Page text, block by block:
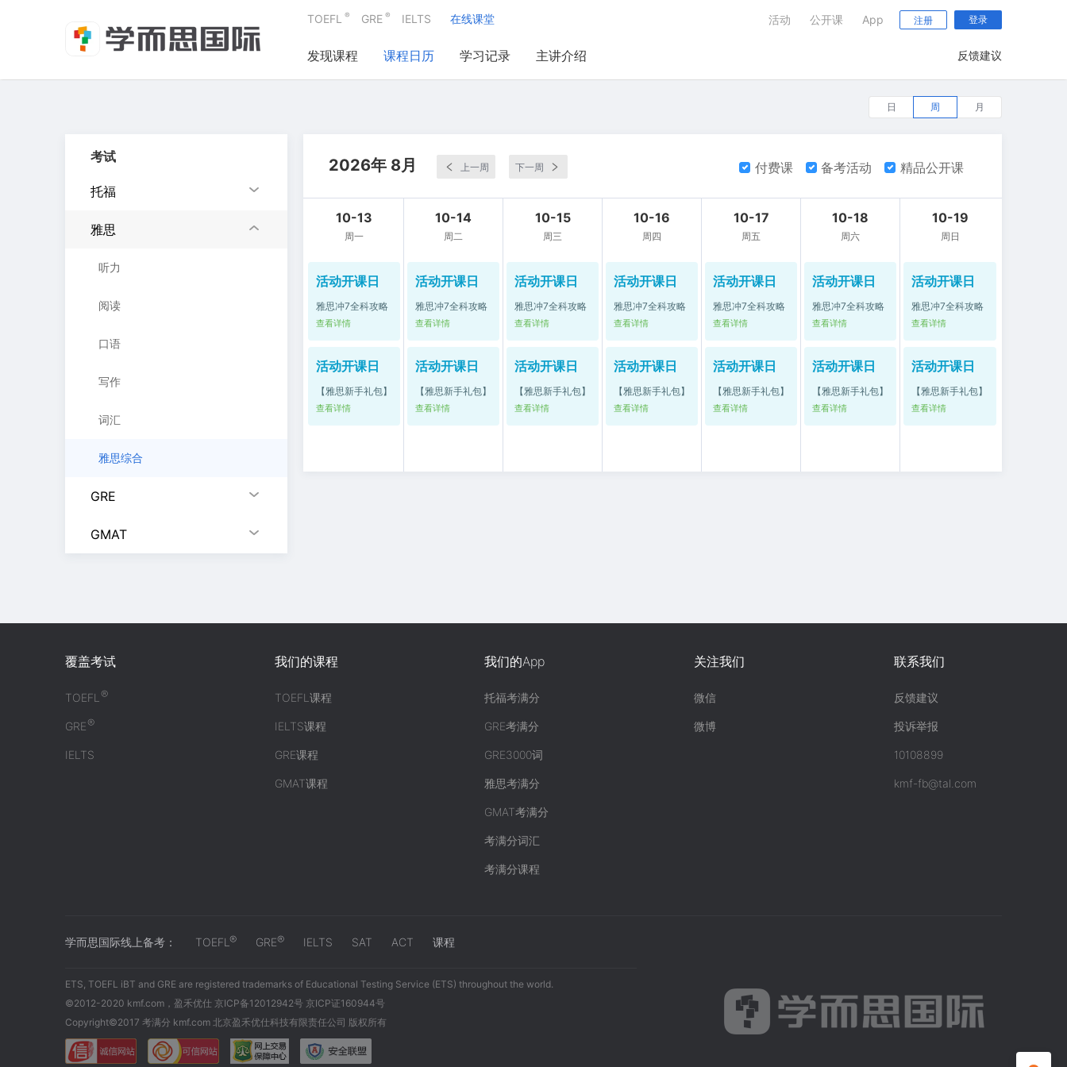
TOEFL ® GRE ® IELTS 在线课堂 注册 登录
活动 公开课 App
发现课程 课程日历 学习记录 主讲介绍 反馈建议
日 周 月
考试
托福
雅思
听力
阅读
口语
写作
词汇
雅思综合
GRE
GMAT
付费课 备考活动 精品公开课
2026年 8月 上一周 下一周
10-13
周一
10-14
周二
10-15
周三
10-16
周四
10-17
周五
10-18
周六
10-19
周日
活动开课日
雅思冲7全科攻略
查看详情
活动开课日
【雅思新手礼包】
查看详情
活动开课日
雅思冲7全科攻略
查看详情
活动开课日
【雅思新手礼包】
查看详情
活动开课日
雅思冲7全科攻略
查看详情
活动开课日
【雅思新手礼包】
查看详情
活动开课日
雅思冲7全科攻略
查看详情
活动开课日
【雅思新手礼包】
查看详情
活动开课日
雅思冲7全科攻略
查看详情
活动开课日
【雅思新手礼包】
查看详情
活动开课日
雅思冲7全科攻略
查看详情
活动开课日
【雅思新手礼包】
查看详情
活动开课日
雅思冲7全科攻略
查看详情
活动开课日
【雅思新手礼包】
查看详情
覆盖考试
TOEFL®
GRE®
IELTS
我们的课程
TOEFL课程
IELTS课程
GRE课程
GMAT课程
我们的App
托福考满分
GRE考满分
GRE3000词
雅思考满分
GMAT考满分
考满分词汇
考满分课程
关注我们
微信
微博
联系我们
反馈建议
投诉举报
10108899
kmf-fb@tal.com
学而思国际线上备考： TOEFL ® GRE® IELTS SAT ACT 课程
ETS, TOEFL iBT and GRE are registered trademarks of Educational Testing Service (ETS) throughout the world.
©2012-2020 kmf.com，盈禾优仕 京ICP备12012942号 京ICP证160944号
Copyright©2017 考满分 kmf.com 北京盈禾优仕科技有限责任公司 版权所有